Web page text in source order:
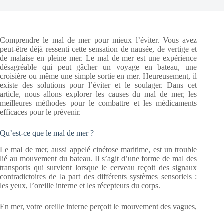
Comprendre le mal de mer pour mieux l’éviter. Vous avez
peut-être déjà ressenti cette sensation de nausée, de vertige et
de malaise en pleine mer. Le mal de mer est une expérience
désagréable qui peut gâcher un voyage en bateau, une
croisière ou même une simple sortie en mer. Heureusement, il
existe des solutions pour l’éviter et le soulager. Dans cet
article, nous allons explorer les causes du mal de mer, les
meilleures méthodes pour le combattre et les médicaments
efficaces pour le prévenir.
Qu’est-ce que le mal de mer ?
Le mal de mer, aussi appelé cinétose maritime, est un trouble
lié au mouvement du bateau. Il s’agit d’une forme de mal des
transports qui survient lorsque le cerveau reçoit des signaux
contradictoires de la part des différents systèmes sensoriels :
les yeux, l’oreille interne et les récepteurs du corps.
En mer, votre oreille interne perçoit le mouvement des vagues,